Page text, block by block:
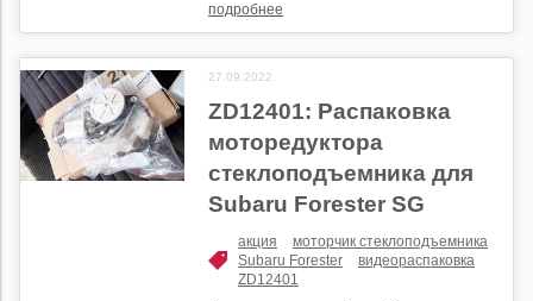
подробнее
27.09.2022
ZD12401: Распаковка
моторедуктора
стеклоподъемника для
Subaru Forester SG
акция
моторчик стеклоподъемника
Subaru Forester
видеораспаковка
ZD12401